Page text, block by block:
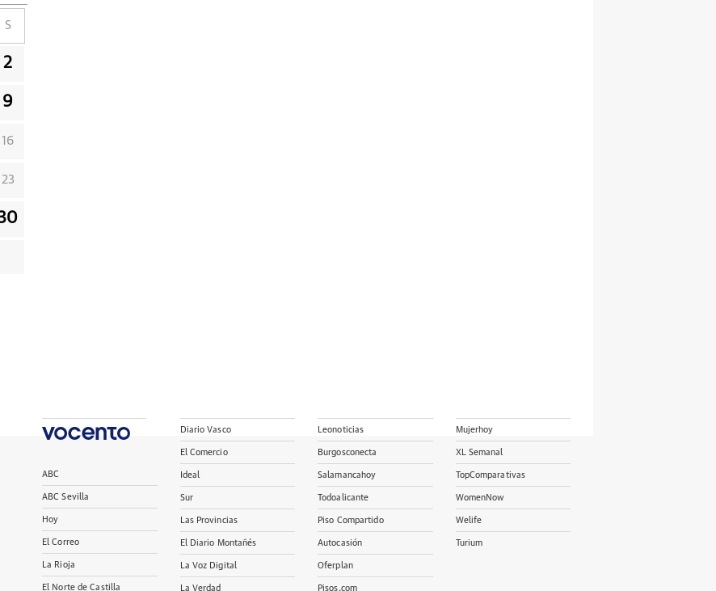
S
2
9
16
23
ABC
ABC Sevilla
Hoy
El Correo
La Rioja
El Norte de Castilla
Diario Vasco
El Comercio
Ideal
Sur
Las Provincias
El Diario Montañés
La Voz Digital
La Verdad
Leonoticias
Burgosconecta
Salamancahoy
Todoalicante
Piso Compartido
Autocasión
Oferplan
Pisos.com
Mujerhoy
XL Semanal
TopComparativas
WomenNow
Welife
Turium